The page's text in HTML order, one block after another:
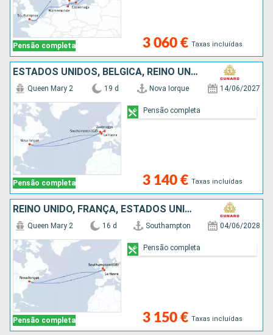
Pensão completa 3 060 € Taxas incluídas
ESTADOS UNIDOS, BÉLGICA, REINO UNIDO, FRANÇA
Pensão completa
Queen Mary 2 19 d Nova Iorque 14/06/2027
3 140 € Taxas incluídas
Pensão completa
REINO UNIDO, FRANÇA, ESTADOS UNIDOS
Pensão completa
Queen Mary 2 16 d Southampton 04/06/2028
3 150 € Taxas incluídas
Pensão completa